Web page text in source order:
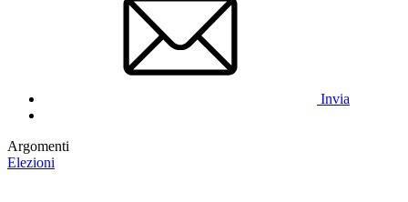
Invia
Argomenti
Elezioni